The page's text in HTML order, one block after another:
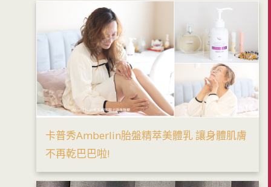
卡普秀Amberlin胎盤精萃美體乳 讓身體肌膚
不再乾巴巴啦!